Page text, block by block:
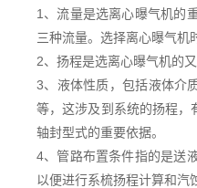
1、流量是选离心曝气机的
三种流量。选择离心曝气机
2、扬程是选离心曝气机的
3、液体性质，包括液体介
等，这涉及到系统的扬程，
轴封型式的重要依据。
4、管路布置条件指的是送
以便进行系梳扬程计算和汽